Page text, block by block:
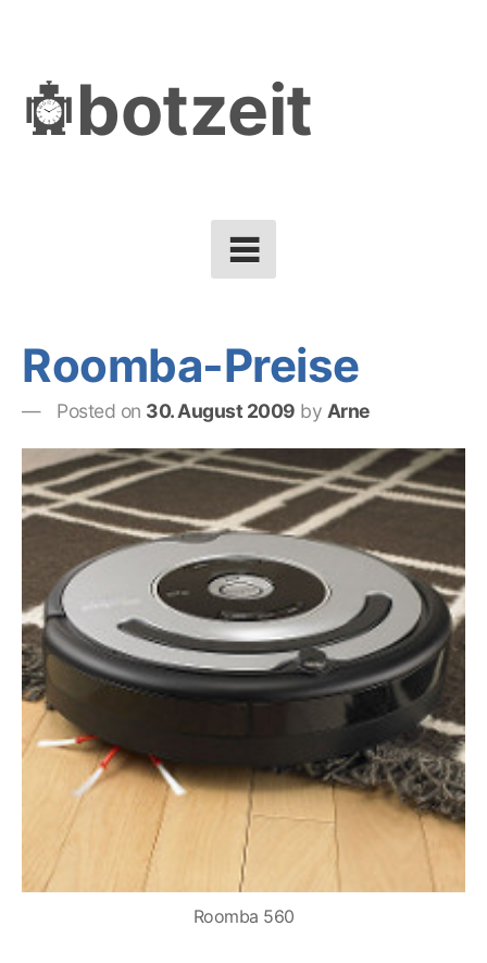
contentbotzeit
Roomba-Preise
Posted on 30. August 2009 by Arne
Roomba 560